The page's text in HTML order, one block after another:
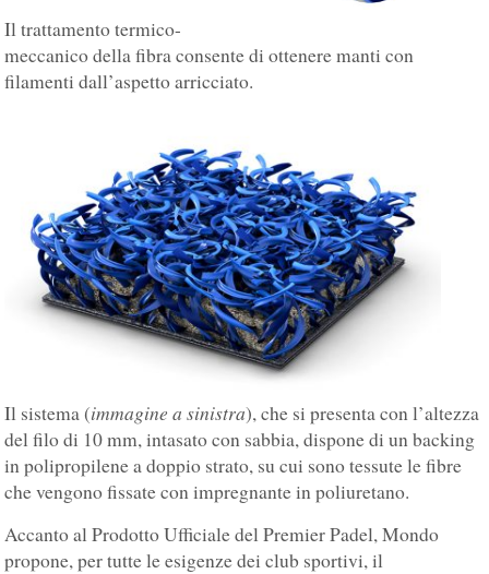
Il trattamento termico-
meccanico della fibra consente di ottenere manti con
filamenti dall’aspetto arricciato.
Il sistema (immagine a sinistra), che si presenta con l’altezza
del filo di 10 mm, intasato con sabbia, dispone di un backing
in polipropilene a doppio strato, su cui sono tessute le fibre
che vengono fissate con impregnante in poliuretano.
Accanto al Prodotto Ufficiale del Premier Padel, Mondo
propone, per tutte le esigenze dei club sportivi, il